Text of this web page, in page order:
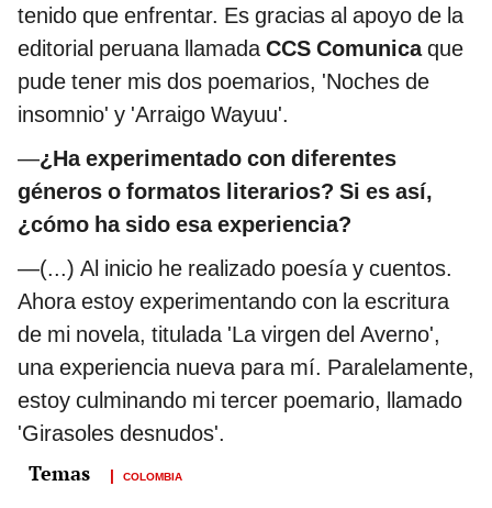
tenido que enfrentar. Es gracias al apoyo de la
editorial peruana llamadaCCS Comunicaque
pude tener mis dos poemarios, 'Noches de
insomnio' y 'Arraigo Wayuu'.
—¿Ha experimentado con diferentes
géneros o formatos literarios? Si es así,
¿cómo ha sido esa experiencia?
—(...) Al inicio he realizado poesía y cuentos.
Ahora estoy experimentando con la escritura
de mi novela, titulada 'La virgen del Averno',
una experiencia nueva para mí. Paralelamente,
estoy culminando mi tercer poemario, llamado
'Girasoles desnudos'.
COLOMBIA